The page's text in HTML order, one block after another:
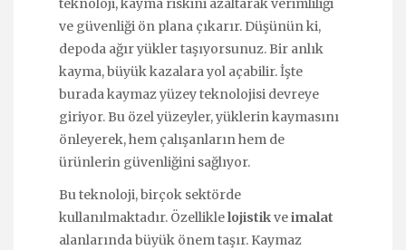
teknoloji, kayma riskini azaltarak verimliliği
ve güvenliği ön plana çıkarır. Düşünün ki,
depoda ağır yükler taşıyorsunuz. Bir anlık
kayma, büyük kazalara yol açabilir. İşte
burada kaymaz yüzey teknolojisi devreye
giriyor. Bu özel yüzeyler, yüklerin kaymasını
önleyerek, hem çalışanların hem de
ürünlerin güvenliğini sağlıyor.
Bu teknoloji, birçok sektörde
kullanılmaktadır. Özelliklelojistikveimalat
alanlarında büyük önem taşır. Kaymaz